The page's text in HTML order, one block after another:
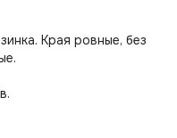
Края ровные, без